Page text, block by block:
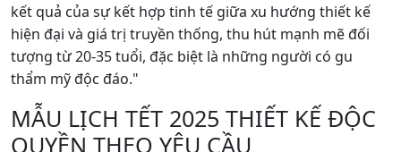
kết quả của sự kết hợp tinh tế giữa xu hướng thiết kế
hiện đại và giá trị truyền thống, thu hút mạnh mẽ đối
tượng từ 20-35 tuổi, đặc biệt là những người có gu
thẩm mỹ độc đáo."
MẪU LỊCH TẾT 2025 THIẾT KẾ ĐỘC
QUYỀN THEO YÊU CẦU